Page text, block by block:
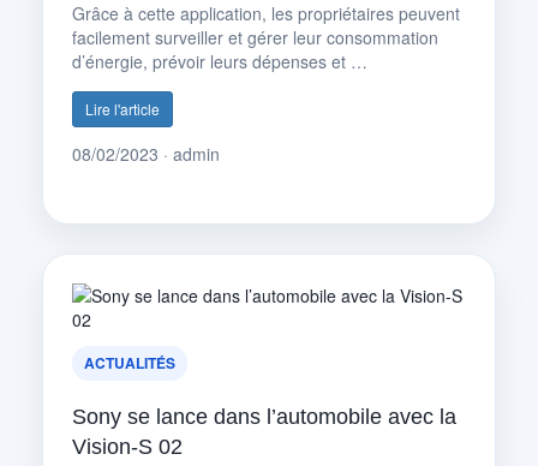
Grâce à cette application, les propriétaires peuvent
facilement surveiller et gérer leur consommation
d’énergie, prévoir leurs dépenses et …
Lire l'article
08/02/2023 · admin
ACTUALITÉS
Sony se lance dans l’automobile avec la
Vision-S 02